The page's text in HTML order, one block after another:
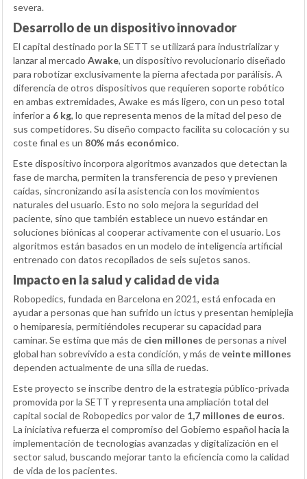
severa.
Desarrollo de un dispositivo innovador
El capital destinado por la SETT se utilizará para industrializar y
lanzar al mercado Awake, un dispositivo revolucionario diseñado
para robotizar exclusivamente la pierna afectada por parálisis. A
diferencia de otros dispositivos que requieren soporte robótico
en ambas extremidades, Awake es más ligero, con un peso total
inferior a 6 kg, lo que representa menos de la mitad del peso de
sus competidores. Su diseño compacto facilita su colocación y su
coste final es un 80% más económico.
Este dispositivo incorpora algoritmos avanzados que detectan la
fase de marcha, permiten la transferencia de peso y previenen
caídas, sincronizando así la asistencia con los movimientos
naturales del usuario. Esto no solo mejora la seguridad del
paciente, sino que también establece un nuevo estándar en
soluciones biónicas al cooperar activamente con el usuario. Los
algoritmos están basados en un modelo de inteligencia artificial
entrenado con datos recopilados de seis sujetos sanos.
Impacto en la salud y calidad de vida
Robopedics, fundada en Barcelona en 2021, está enfocada en
ayudar a personas que han sufrido un ictus y presentan hemiplejia
o hemiparesia, permitiéndoles recuperar su capacidad para
caminar. Se estima que más de cien millones de personas a nivel
global han sobrevivido a esta condición, y más deveinte millones
dependen actualmente de una silla de ruedas.
Este proyecto se inscribe dentro de la estrategia público-privada
promovida por la SETT y representa una ampliación total del
capital social de Robopedics por valor de 1,7 millones de euros.
La iniciativa refuerza el compromiso del Gobierno español hacia la
implementación de tecnologías avanzadas y digitalización en el
sector salud, buscando mejorar tanto la eficiencia como la calidad
de vida de los pacientes.